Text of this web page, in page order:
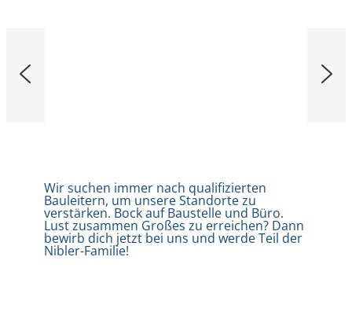
Wir suchen immer nach qualifizierten
Bauleitern, um unsere Standorte zu
verstärken. Bock auf Baustelle und Büro.
Lust zusammen Großes zu erreichen? Dann
bewirb dich jetzt bei uns und werde Teil der
Nibler-Familie!